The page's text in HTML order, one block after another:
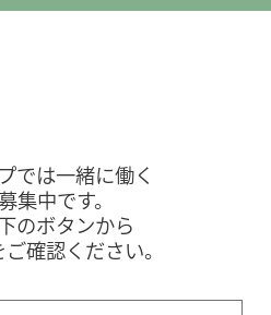
では一緒に働く
集中です。
のボタンから
確認ください。